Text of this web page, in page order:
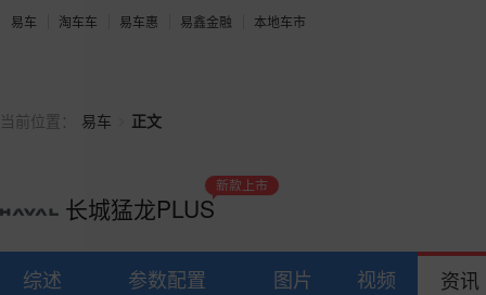
易车 淘车车 易车惠 易鑫金融 本地车市
当前位置： 易车 正文
长城猛龙PLUS
新款上市
综述 参数配置 图片 视频 资讯